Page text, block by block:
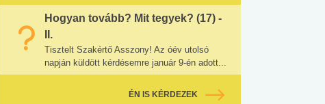
Hogyan tovább? Mit tegyek? (17) -
II.
Tisztelt Szakértő Asszony! Az óév utolsó
napján küldött kérdésemre január 9-én adott...
ÉN IS KÉRDEZEK